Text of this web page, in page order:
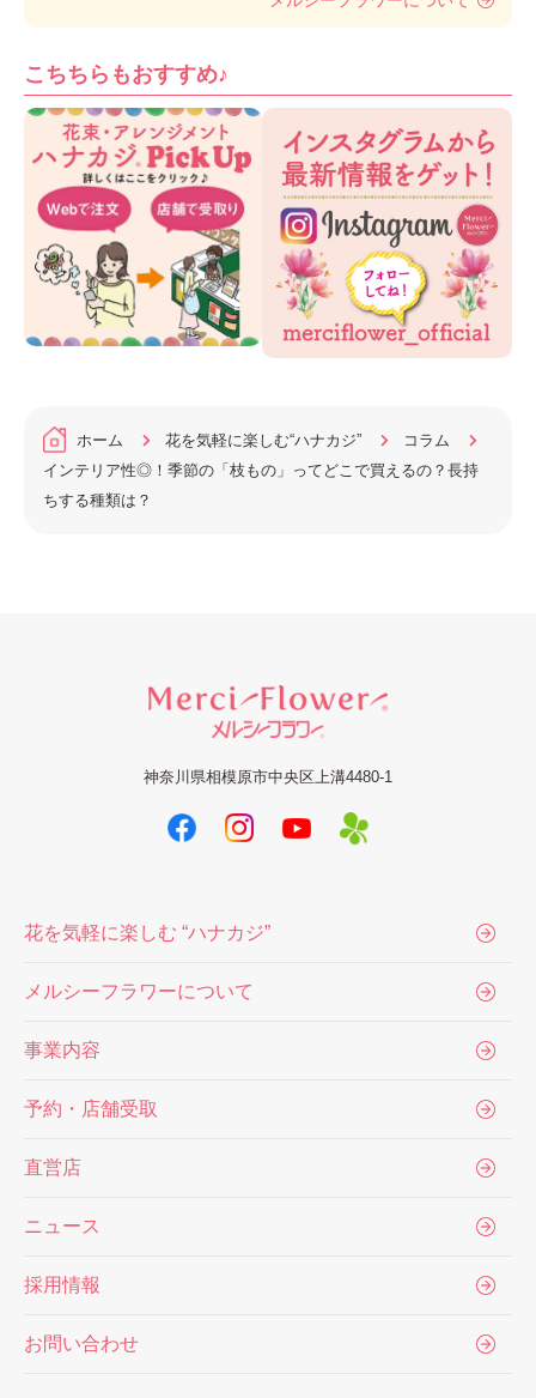
こちちらもおすすめ♪
ホーム 花を気軽に楽しむ“ハナカジ”
コラム
インテリア性◎！季節の「枝もの」ってどこで買えるの？長持
ちする種類は？
神奈川県相模原市中央区上溝4480-1
花を気軽に楽しむ “ハナカジ”
メルシーフラワーについて
事業内容
予約・店舗受取
直営店
ニュース
採用情報
お問い合わせ